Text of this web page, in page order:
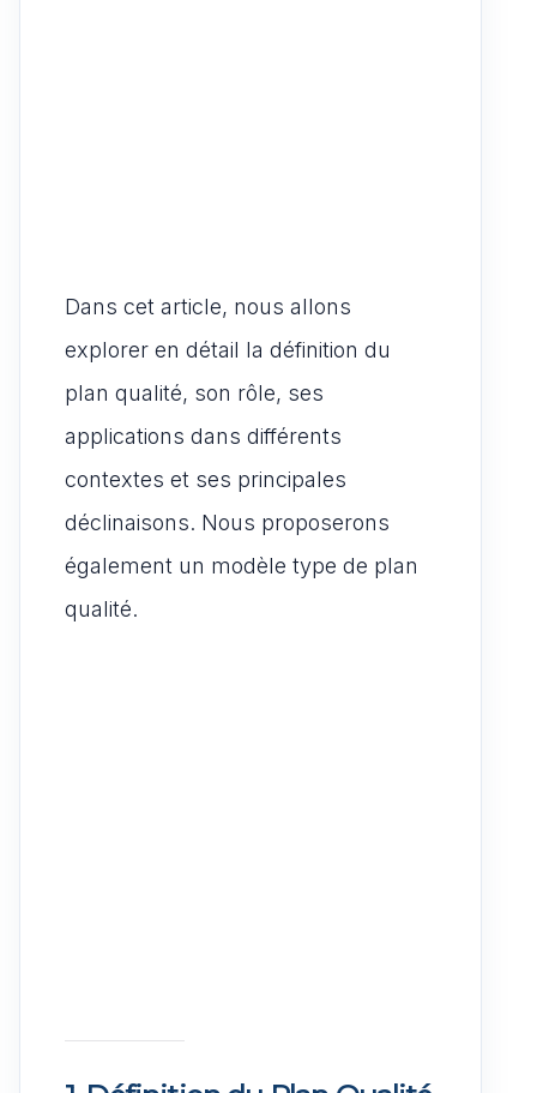
Dans cet article, nous allons
explorer en détail la définition du
plan qualité, son rôle, ses
applications dans différents
contextes et ses principales
déclinaisons. Nous proposerons
également un modèle type de plan
qualité.